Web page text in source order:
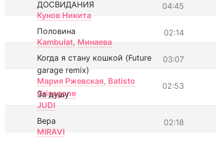
04:45
ДОСВИДАНИЯ
Кунов Никита
02:14
Половина
Kambulat, Минаева
03:07
Когда я стану кошкой (Future
garage remix)
Мария Ржевская, Batisto
Grisagone
02:53
За душу
JUDI
02:18
Вера
MIRAVI